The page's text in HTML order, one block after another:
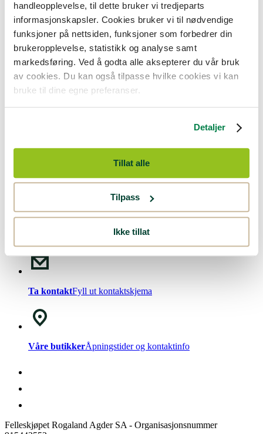
handleopplevelse, til dette bruker vi tredjeparts
informasjonskapsler. Cookies bruker vi til nødvendige
funksjoner på nettsiden, funksjoner som forbedrer din
brukeropplevelse, statistikk og analyse samt
markedsføring. Ved å godta alle aksepterer du vår bruk
av cookies. Du kan også tilpasse hvilke cookies vi kan
bruke til dine egne preferanser.
Detaljer
Tillat alle
Tilpass
Ikke tillat
Våre butikker
Presse
Ledige stillinger
Bonde og bedriftskunde
BondeKompaniet erFelleskjøpet Rogaland Agdersitt butikkonsept
BondeKompaniet har det du trenger av praktisk utstyr, reparasjon og
gode råd innenfor hus og hage, fritid, kjæledyr og landbruk.
Nyhetsbrev!Meld deg på vårtnyhetsbrev.
Mandag - Fredag kl. 08-15
Ta kontaktFyll ut kontaktskjema
Våre butikkerÅpningstider og kontaktinfo
Felleskjøpet Rogaland Agder SA - Organisasjonsnummer